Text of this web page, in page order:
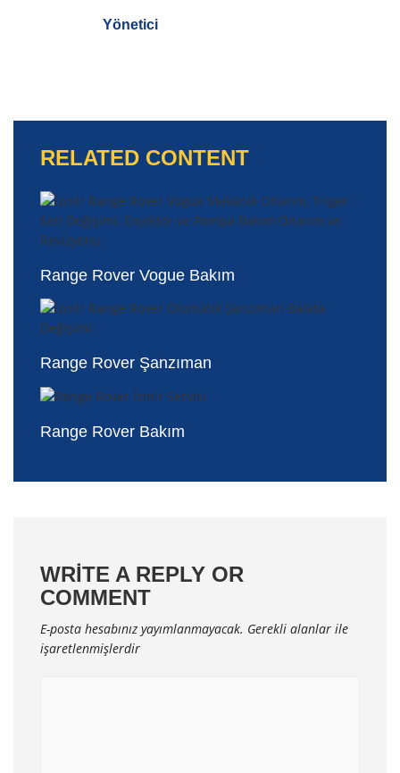
Yönetici
RELATED CONTENT
Range Rover Vogue Bakım
Range Rover Şanzıman
Range Rover Bakım
WRITE A REPLY OR
COMMENT
E-posta hesabınız yayımlanmayacak. Gerekli alanlar ile
işaretlenmişlerdir